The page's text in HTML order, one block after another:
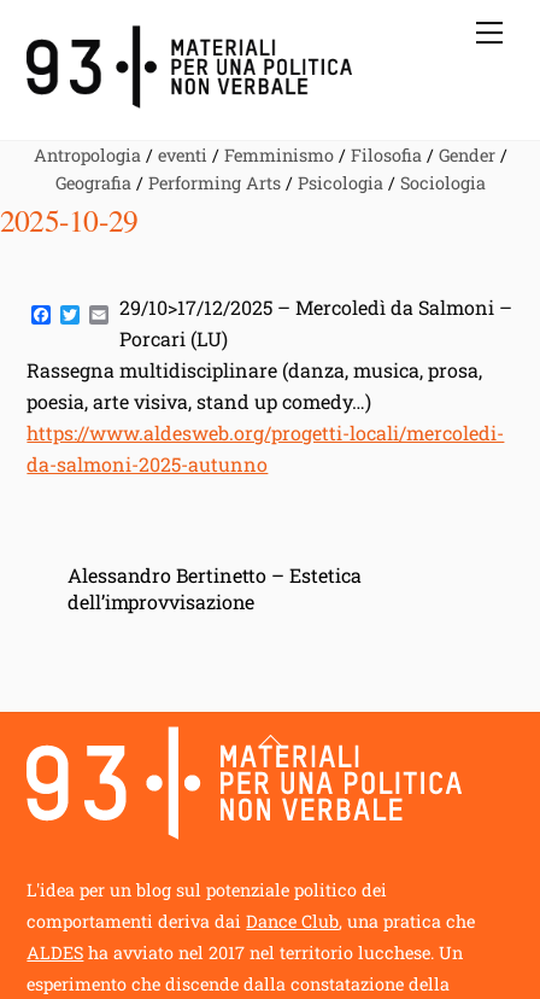
content
Antropologia / eventi / Femminismo / Filosofia / Gender /
Geografia / Performing Arts / Psicologia / Sociologia
2025-10-29
F
e
b
o
o
k
T
t
t
e
r
E
m
a
i
l
29/10>17/12/2025 – Mercoledì da Salmoni –
Porcari (LU)
Rassegna multidisciplinare (danza, musica, prosa,
poesia, arte visiva, stand up comedy…)
https://www.aldesweb.org/progetti-locali/mercoledi-
da-salmoni-2025-autunno
Alessandro Bertinetto – Estetica
dell’improvvisazione
Back
To
Top
L'idea per un blog sul potenziale politico dei
comportamenti deriva daiDance Club, una pratica che
ALDES ha avviato nel 2017 nel territorio lucchese. Un
esperimento che discende dalla constatazione della